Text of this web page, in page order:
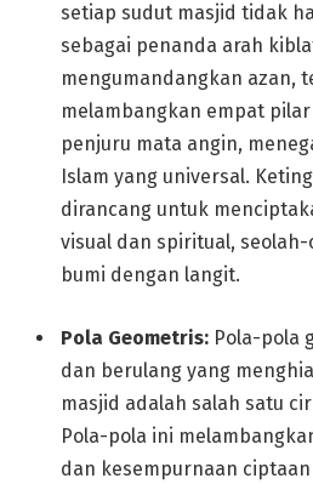
setiap sudut masjid tidak
sebagai penanda arah
mengumandangkan azan,
melambangkan empat
penjuru mata angin,
Islam yang universal.
dirancang untuk
visual dan spiritual,
bumi dengan langit.
Pola Geometris: Pola-pola
dan berulang yang
masjid adalah salah satu
Pola-pola ini
dan kesempurnaan